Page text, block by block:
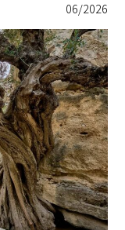
06/2026